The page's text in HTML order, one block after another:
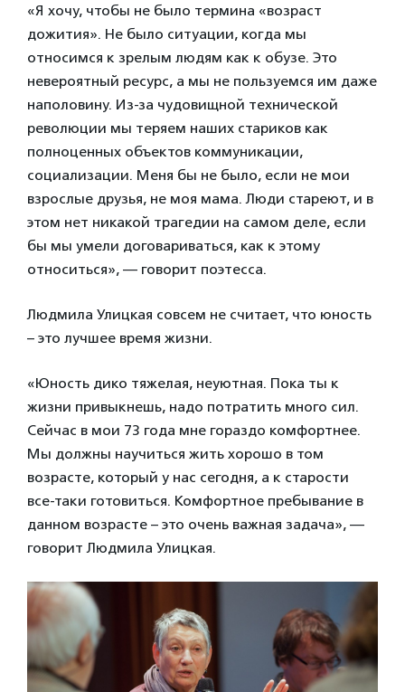
«Я хочу, чтобы не было термина «возраст
дожития». Не было ситуации, когда мы
относимся к зрелым людям как к обузе. Это
невероятный ресурс, а мы не пользуемся им даже
наполовину. Из-за чудовищной технической
революции мы теряем наших стариков как
полноценных объектов коммуникации,
социализации. Меня бы не было, если не мои
взрослые друзья, не моя мама. Люди стареют, и в
этом нет никакой трагедии на самом деле, если
бы мы умели договариваться, как к этому
относиться», — говорит поэтесса.
Людмила Улицкая совсем не считает, что юность
– это лучшее время жизни.
«Юность дико тяжелая, неуютная. Пока ты к
жизни привыкнешь, надо потратить много сил.
Сейчас в мои 73 года мне гораздо комфортнее.
Мы должны научиться жить хорошо в том
возрасте, который у нас сегодня, а к старости
все-таки готовиться. Комфортное пребывание в
данном возрасте – это очень важная задача», —
говорит Людмила Улицкая.